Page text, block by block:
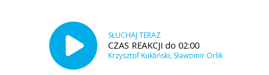
SŁUCHAJ TERAZ
CZAS REAKCJI do 02:00
Krzysztof Kukliński, Sławomir Orlik